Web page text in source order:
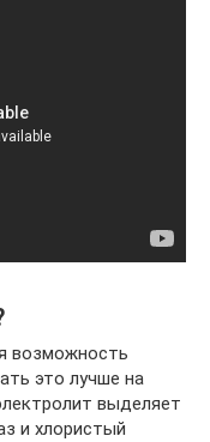
возможность
это лучше на
выделяет
и хлористый